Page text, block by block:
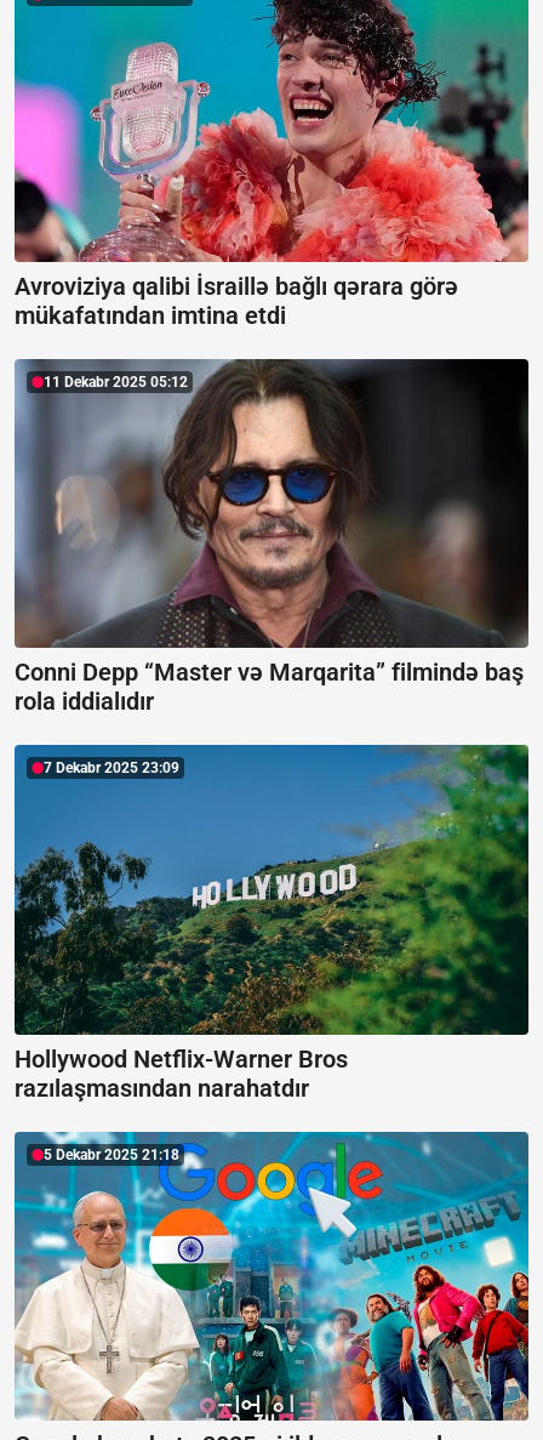
Avroviziya qalibi İsraillə bağlı qərara görə
mükafatından imtina etdi
11 Dekabr 2025 05:12
Conni Depp “Master və Marqarita” filmində baş
rola iddialıdır
7 Dekabr 2025 23:09
Hollywood Netflix-Warner Bros
razılaşmasından narahatdır
5 Dekabr 2025 21:18